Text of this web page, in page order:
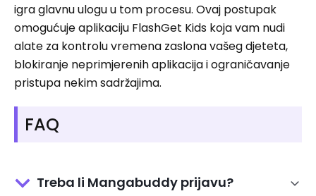
igra glavnu ulogu u tom procesu. Ovaj postupak
omogućuje aplikaciju FlashGet Kids koja vam nudi
alate za kontrolu vremena zaslona vašeg djeteta,
blokiranje neprimjerenih aplikacija i ograničavanje
pristupa nekim sadržajima.
FAQ
Treba li Mangabuddy prijavu?